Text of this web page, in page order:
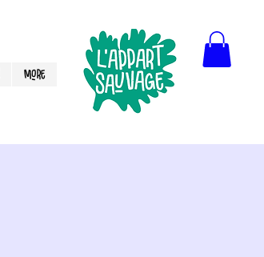
More